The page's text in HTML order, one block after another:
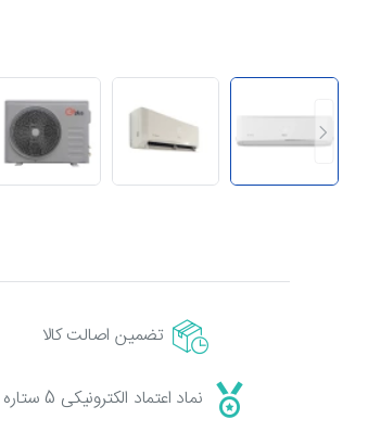
تضمین اصالت کالا
نماد اعتماد الکترونیکی 5 ستاره